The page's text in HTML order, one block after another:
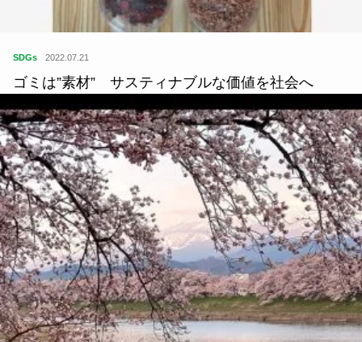
SDGs 2022.07.21
ゴミは”素材” サスティナブルな価値を社会へ